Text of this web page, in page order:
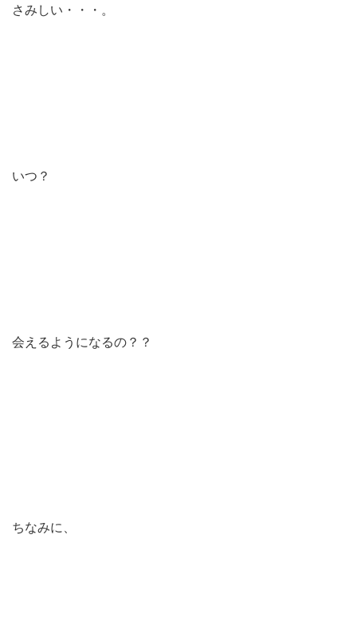
さみしい・・・。
いつ？
会えるようになるの？？
ちなみに、